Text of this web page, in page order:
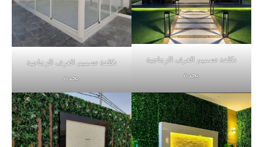
تكلفة تصميم الغرف الزجاجية
بجدة
تكلفة تصميم الغرف الزجاجية
بجدة